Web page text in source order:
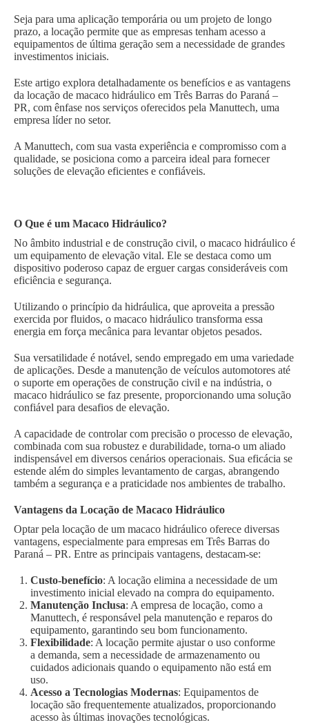
Seja para uma aplicação temporária ou um projeto de longo
prazo, a locação permite que as empresas tenham acesso a
equipamentos de última geração sem a necessidade de grandes
investimentos iniciais.
Este artigo explora detalhadamente os benefícios e as vantagens
da locação de macaco hidráulico em Três Barras do Paraná –
PR, com ênfase nos serviços oferecidos pela Manuttech, uma
empresa líder no setor.
A Manuttech, com sua vasta experiência e compromisso com a
qualidade, se posiciona como a parceira ideal para fornecer
soluções de elevação eficientes e confiáveis.
O Que é um Macaco Hidráulico?
No âmbito industrial e de construção civil, o macaco hidráulico é
um equipamento de elevação vital. Ele se destaca como um
dispositivo poderoso capaz de erguer cargas consideráveis com
eficiência e segurança.
Utilizando o princípio da hidráulica, que aproveita a pressão
exercida por fluidos, o macaco hidráulico transforma essa
energia em força mecânica para levantar objetos pesados.
Sua versatilidade é notável, sendo empregado em uma variedade
de aplicações. Desde a manutenção de veículos automotores até
o suporte em operações de construção civil e na indústria, o
macaco hidráulico se faz presente, proporcionando uma solução
confiável para desafios de elevação.
A capacidade de controlar com precisão o processo de elevação,
combinada com sua robustez e durabilidade, torna-o um aliado
indispensável em diversos cenários operacionais. Sua eficácia se
estende além do simples levantamento de cargas, abrangendo
também a segurança e a praticidade nos ambientes de trabalho.
Vantagens da Locação de Macaco Hidráulico
Optar pela locação de um macaco hidráulico oferece diversas
vantagens, especialmente para empresas em Três Barras do
Paraná – PR. Entre as principais vantagens, destacam-se:
Custo-benefício: A locação elimina a necessidade de um
investimento inicial elevado na compra do equipamento.
Manutenção Inclusa: A empresa de locação, como a
Manuttech, é responsável pela manutenção e reparos do
equipamento, garantindo seu bom funcionamento.
Flexibilidade: A locação permite ajustar o uso conforme
a demanda, sem a necessidade de armazenamento ou
cuidados adicionais quando o equipamento não está em
uso.
Acesso a Tecnologias Modernas: Equipamentos de
locação são frequentemente atualizados, proporcionando
acesso às últimas inovações tecnológicas.